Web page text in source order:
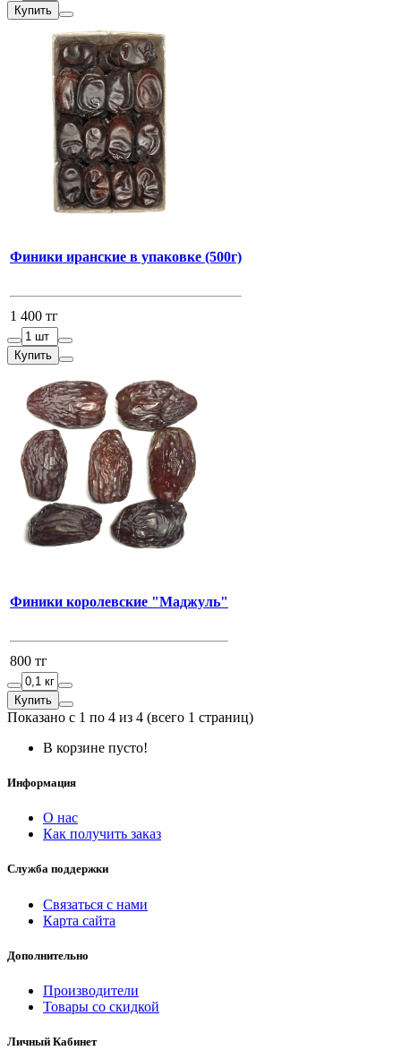
Купить
Финики иранские в упаковке (500г)
1 400 тг
Купить
Финики королевские "Маджуль"
800 тг
Купить
Показано с 1 по 4 из 4 (всего 1 страниц)
В корзине пусто!
Информация
О нас
Как получить заказ
Служба поддержки
Связаться с нами
Карта сайта
Дополнительно
Производители
Товары со скидкой
Личный Кабинет